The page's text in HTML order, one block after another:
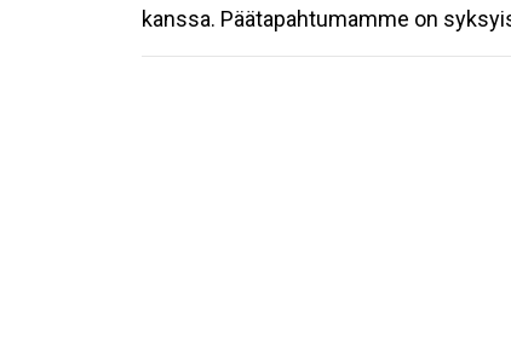
kanssa. Päätapahtumamme on